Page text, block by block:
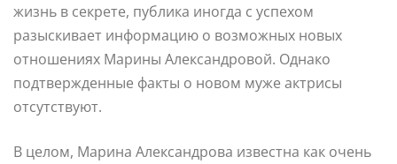
жизнь в секрете, публика иногда с успехом
разыскивает информацию о возможных новых
отношениях Марины Александровой. Однако
подтвержденные факты о новом муже актрисы
отсутствуют.
В целом, Марина Александрова известна как очень